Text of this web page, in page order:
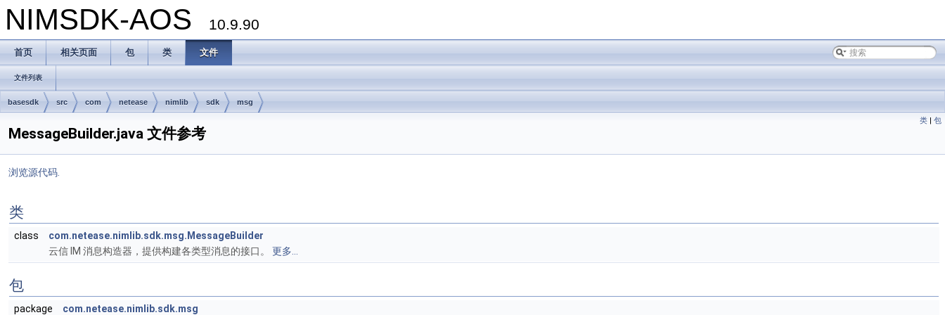
NIMSDK-AOS 10.9.90
首页 相关页面 包 类 文件
文件列表
basesdk src com netease nimlib sdk msg
类 | 包
MessageBuilder.java 文件参考
浏览源代码.
类
class
com.netease.nimlib.sdk.msg.MessageBuilder
云信 IM 消息构造器，提供构建各类型消息的接口。 更多...
包
package com.netease.nimlib.sdk.msg